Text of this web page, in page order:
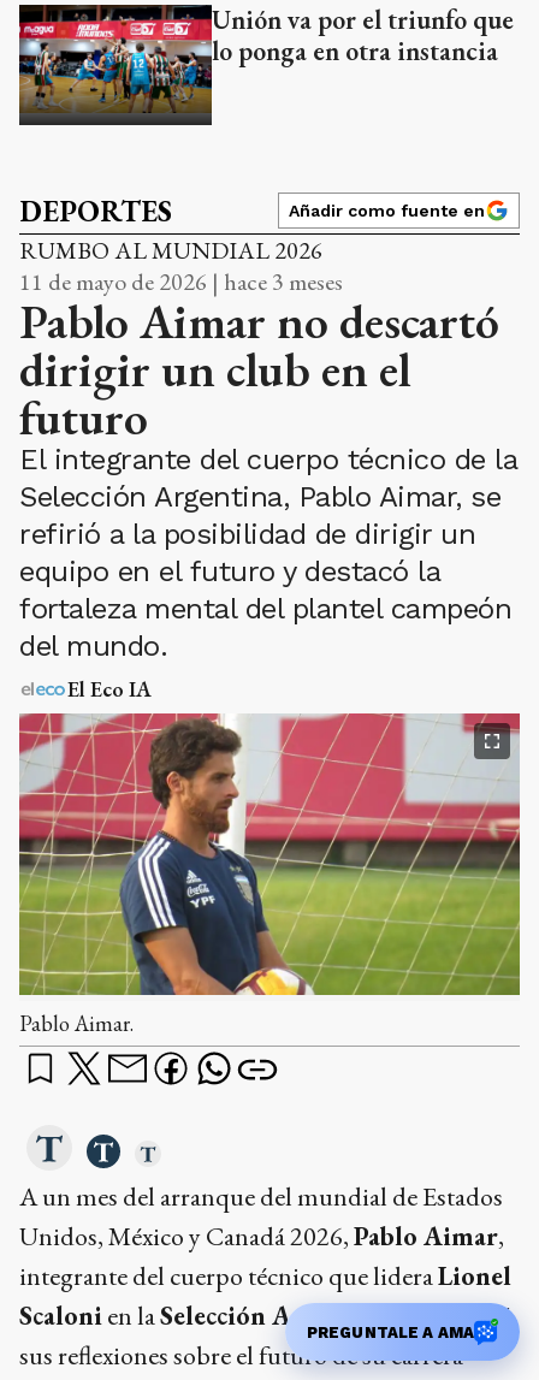
Unión va por el triunfo que
lo ponga en otra instancia
DEPORTES Añadir como fuente en
RUMBO AL MUNDIAL 2026
11 de mayo de 2026 | hace 3 meses
Pablo Aimar no descartó
dirigir un club en el
futuro
El integrante del cuerpo técnico de la
Selección Argentina, Pablo Aimar, se
refirió a la posibilidad de dirigir un
equipo en el futuro y destacó la
fortaleza mental del plantel campeón
del mundo.
El Eco IA
Pablo Aimar.
A un mes del arranque del mundial de Estados
Unidos, México y Canadá 2026,Pablo Aimar,
integrante del cuerpo técnico que lideraLionel
Scalonien laSelección Argentina
, compartió
sus reflexiones sobre el futuro de su carrera
PREGUNTALE A AMA